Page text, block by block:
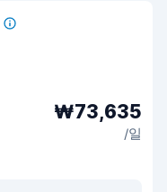
₩73,635
/일